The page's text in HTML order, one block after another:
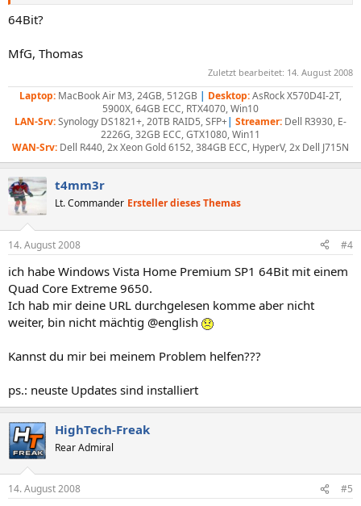
64Bit?
MfG, Thomas
Zuletzt bearbeitet: 14. August 2008
Laptop: MacBook Air M3, 24GB, 512GB | Desktop:AsRock X570D4I-2T,
5900X, 64GB ECC, RTX4070, Win10
LAN-Srv:Synology DS1821+, 20TB RAID5, SFP+| Streamer: Dell R3930, E-
2226G, 32GB ECC, GTX1080, Win11
WAN-Srv: Dell R440, 2x Xeon Gold 6152, 384GB ECC, HyperV, 2x Dell J715N
t4mm3r
Lt. Commander Ersteller dieses Themas
14. August 2008 #4
ich habe Windows Vista Home Premium SP1 64Bit mit einem
Quad Core Extreme 9650.
Ich hab mir deine URL durchgelesen komme aber nicht
weiter, bin nicht mächtig @english
Kannst du mir bei meinem Problem helfen???
ps.: neuste Updates sind installiert
HighTech-Freak
Rear Admiral
14. August 2008 #5